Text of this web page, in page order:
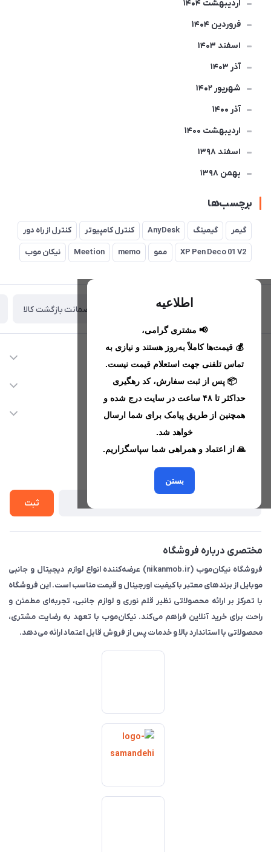
ارديبهشت 1404
فروردین 1404
اسفند 1403
آذر 1403
شهریور 1402
آذر 1400
ارديبهشت 1400
اسفند 1398
بهمن 1398
برچسب‌ها
گیمر گیمینگ AnyDesk کنترل کامپیوتر کنترل از راه دور
XP Pen Deco 01 V2 ممو memo
Meetion نیکان موب
اطلاعیه
📢 مشتری گرامی،
💰 قیمت‌ها کاملاً به‌روز هستند و نیازی به
تماس تلفنی جهت استعلام قیمت نیست.
📦 پس از ثبت سفارش، کد رهگیری
حداکثر تا ۴۸ ساعت در سایت درج شده و
همچنین از طریق پیامک برای شما ارسال
خواهد شد.
🙏 از اعتماد و همراهی شما سپاسگزاریم.
بستن
تحویل اکسپرس(با هماهنگی) ضمانت بازگشت کالا
اطلاعات تماس
09221680256 - 09373782289
nikanmobstore@gmail.com
هرمزگان، بندرخمیر، شهرک رودبار
دسترسی سریع
حساب کاربری
لیست محصولات
خدمات مشتریان
حریم خصوصی
از جدید‌ترین تخفیف‌ها با‌ خبر شوید
ثبت
مختصری درباره فروشگاه
فروشگاه نیکان‌موب (nikanmob.ir) عرضه‌کننده انواع لوازم دیجیتال و جانبی
موبایل از برندهای معتبر با کیفیت اورجینال و قیمت مناسب است. این فروشگاه
با تمرکز بر ارائه محصولاتی نظیر قلم نوری و لوازم جانبی، تجربه‌ای مطمئن و
راحت برای خرید آنلاین فراهم می‌کند. نیکان‌موب با تعهد به رضایت مشتری،
محصولاتی با استاندارد بالا و خدمات پس از فروش قابل اعتماد ارائه می‌دهد.